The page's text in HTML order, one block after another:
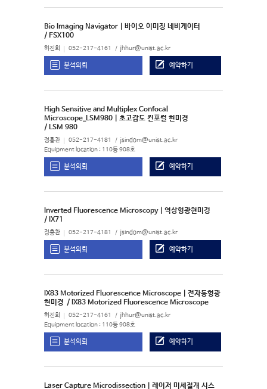
Bio Imaging Navigator | 바이오 이미징 네비게이터
/ FSX100
허진회 052-217-4161 jhhur@unist.ac.kr
분석의뢰 예약하기
High Sensitive and Multiplex Confocal
Microscope_LSM980 | 초고감도 컨포컬 현미경
/ LSM 980
정홍찬 052-217-4181 jsindom@unist.ac.kr
Equipment location : 110동 908호
분석의뢰 예약하기
Inverted Fluorescence Microscopy | 역상형광현미경
/ IX71
정홍찬 052-217-4181 jsindom@unist.ac.kr
분석의뢰 예약하기
IX83 Motorized Fluorescence Microscope | 전자동형광
현미경 / IX83 Motorized Fluorescence Microscope
허진회 052-217-4161 jhhur@unist.ac.kr
Equipment location : 110동 908호
분석의뢰 예약하기
Laser Capture Microdissection | 레이저 미세절개 시스